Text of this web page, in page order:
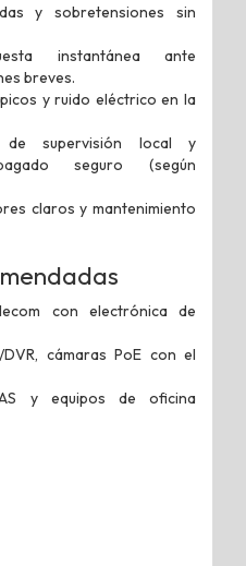
y sobretensiones sin
instantánea ante
breves.
y ruido eléctrico en la
de supervisión local y
seguro (según
claros y mantenimiento
con electrónica de
DVR, cámaras PoE con el
y equipos de oficina